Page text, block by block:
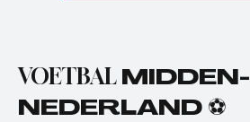
VOETBAL MIDDEN-
NEDERLAND ⚽